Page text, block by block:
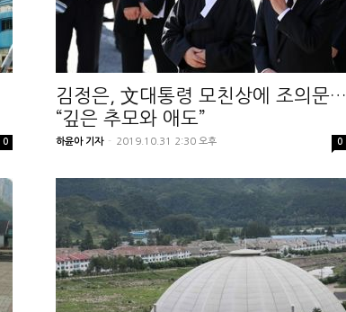
0
김정은, 文대통령 모친상에 조의문…
“깊은 추모와 애도”
하윤아 기자 - 2019.10.31 2:30 오후 0